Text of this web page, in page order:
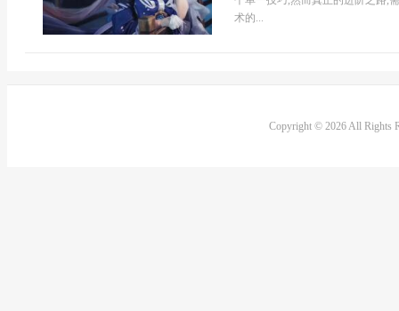
术的...
Copyright © 2026 All Rights